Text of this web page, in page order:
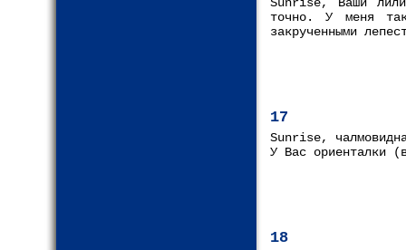
точно. У меня
закрученными
17
Sunrise,
У Вас ориенталки
18